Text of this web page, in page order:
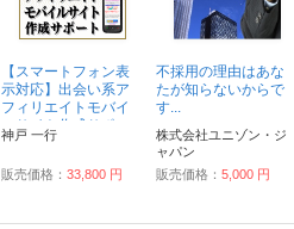
【スマートフォン表
示対応】出会い系ア
フィリエイトモバイ
ルサイト作成サポー
ト...
神戸 一行
販売価格： 33,800 円
不採用の理由はあな
たが知らないからで
す...
株式会社ユニゾン・ジ
ャパン
販売価格： 5,000 円